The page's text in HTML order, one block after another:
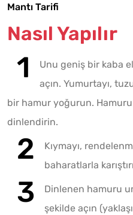
Mantı Tarifi
Nasıl Yapılır
Unu geniş bir kaba
açın. Yumurtayı,
bir hamur yoğurun.
dinlendirin.
Kıymayı,
baharatlarla
Dinlenen hamuru
şekilde açın